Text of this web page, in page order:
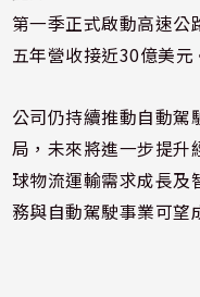
第一季正式啟動高速公
五年營收接近30億美元
公司仍持續推動自動駕
局，未來將進一步提升
球物流運輸需求成長
務與自動駕駛事業可望